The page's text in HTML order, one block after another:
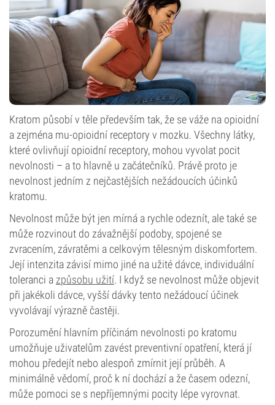
Kratom působí v těle především tak, že se váže na opioidní
a zejména mu-opioidní receptory v mozku. Všechny látky,
které ovlivňují opioidní receptory, mohou vyvolat pocit
nevolnosti – a to hlavně u začátečníků. Právě proto je
nevolnost jedním z nejčastějších nežádoucích účinků
kratomu.
Nevolnost může být jen mírná a rychle odeznít, ale také se
může rozvinout do závažnější podoby, spojené se
zvracením, závratěmi a celkovým tělesným diskomfortem.
Její intenzita závisí mimo jiné na užité dávce, individuální
toleranci a způsobu užití. I když se nevolnost může objevit
při jakékoli dávce, vyšší dávky tento nežádoucí účinek
vyvolávají výrazně častěji.
Porozumění hlavním příčinám nevolnosti po kratomu
umožňuje uživatelům zavést preventivní opatření, která jí
mohou předejít nebo alespoň zmírnit její průběh. A
minimálně vědomí, proč k ní dochází a že časem odezní,
může pomoci se s nepříjemnými pocity lépe vyrovnat.